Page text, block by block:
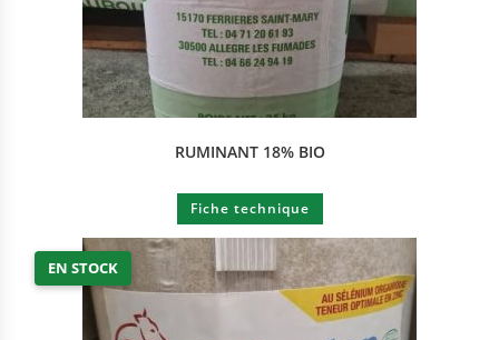
RUMINANT 18% BIO
Fiche technique
EN STOCK